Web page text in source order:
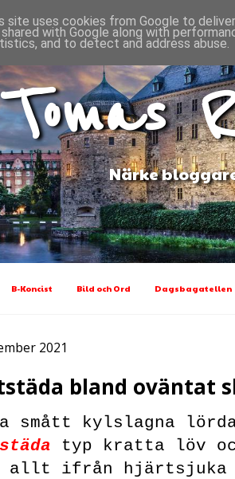
Tomas
Närke
B-Koncist Bild och Ord Dagsbagatellen
2021
bland oväntat
smått kylslagna
typ kratta löv
ifrån hjärtsjuka
site uses cookies from Google to
with Google along with
and to detect and address abuse.